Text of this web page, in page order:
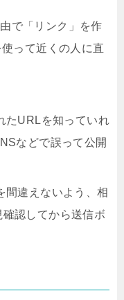
で「リンク」を作
って近くの人に直
たURLを知っていれ
などで誤って公開
間違えないよう、相
認してから送信ボ